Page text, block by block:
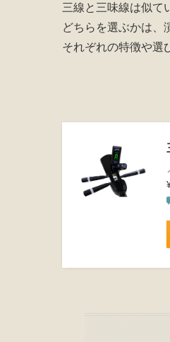
三線と三味線は似て
どちらを選ぶかは、
それぞれの特徴や選